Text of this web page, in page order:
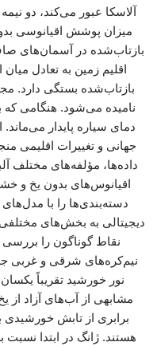
آلاسکا عبور می‌کند، دو
میزان پوشش اقیانوسی
بازتاب‌شده در آسمان‌های
اقلیم زمین به تعادل
بازتاب‌شده بستگی دارد.
نامیده می‌شود. هنگامی که
دمای سیاره پایدار
جهانی و تغییرات اقلیمی
داده‌ها، مؤلفه‌های مختلف
اقیانوس‌های بدون یخ و
دسته‌بندی‌ها را با
دیجیتالی به بخش‌های مختلفی
نقاط گوناگون را بررسی
نیم‌کره‌های شرقی و غربی
نور خورشید تقریباً
مشابهی از آب‌های آزاد از
برابری از تابش
هستند. ژانگ در ابتدا نسبت